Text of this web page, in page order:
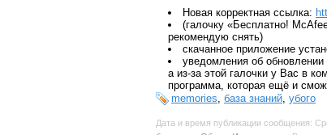
Новая корректная ссылка:
(галочку «Бесплатно!
рекомендую снять)
скачанное приложение
уведомления об обновлении
а из-за этой галочки у Вас в
программа, которая ещё и
memories база знаний убого
Дата и время публикации сообщения: